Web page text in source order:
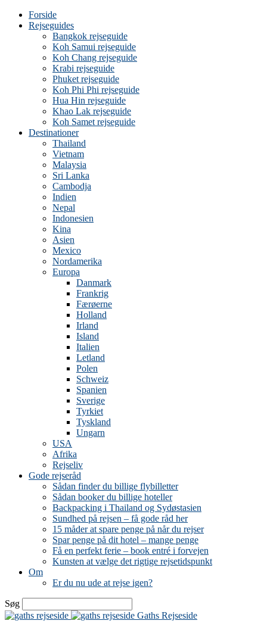
Forside
Rejseguides
Bangkok rejseguide
Koh Samui rejseguide
Koh Chang rejseguide
Krabi rejseguide
Phuket rejseguide
Koh Phi Phi rejseguide
Hua Hin rejseguide
Khao Lak rejseguide
Koh Samet rejseguide
Destinationer
Thailand
Vietnam
Malaysia
Sri Lanka
Cambodja
Indien
Nepal
Indonesien
Kina
Asien
Mexico
Nordamerika
Europa
Danmark
Frankrig
Færøerne
Holland
Irland
Island
Italien
Letland
Polen
Schweiz
Spanien
Sverige
Tyrkiet
Tyskland
Ungarn
USA
Afrika
Rejseliv
Gode rejseråd
Sådan finder du billige flybilletter
Sådan booker du billige hoteller
Backpacking i Thailand og Sydøstasien
Sundhed på rejsen – få gode råd her
15 måder at spare penge på når du rejser
Spar penge på dit hotel – mange penge
Få en perfekt ferie – book entré i forvejen
Kunsten at vælge det rigtige rejsetidspunkt
Om
Er du nu ude at rejse igen?
Søg
Gaths Rejseside